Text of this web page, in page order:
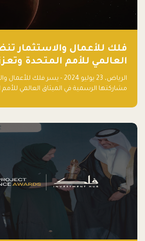
فلك للأعمال والاستثمار
العالمي للأمم المتحدة
بالاستدامة مع مسرعة
المناخ
الرياض، 23 يوليو 2024 - يسر فلك